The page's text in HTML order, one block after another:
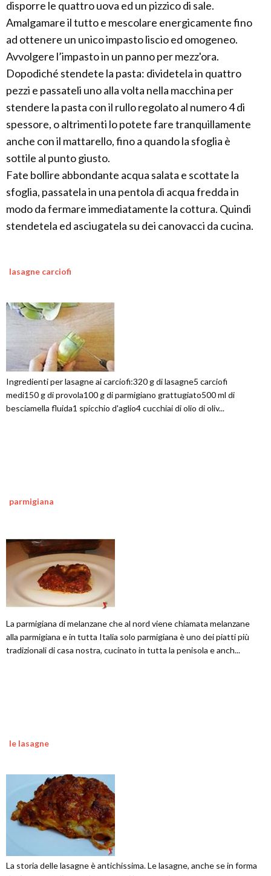
disporre le quattro uova ed un pizzico di sale.
Amalgamare il tutto e mescolare energicamente fino
ad ottenere un unico impasto liscio ed omogeneo.
Avvolgere l’impasto in un panno per mezz'ora.
Dopodiché stendete la pasta: dividetela in quattro
pezzi e passateli uno alla volta nella macchina per
stendere la pasta con il rullo regolato al numero 4 di
spessore, o altrimenti lo potete fare tranquillamente
anche con il mattarello, fino a quando la sfoglia è
sottile al punto giusto.
Fate bollire abbondante acqua salata e scottate la
sfoglia, passatela in una pentola di acqua fredda in
modo da fermare immediatamente la cottura. Quindi
stendetela ed asciugatela su dei canovacci da cucina.
lasagne carciofi
Ingredienti per lasagne ai carciofi:320 g di lasagne5 carciofi
medi150 g di provola100 g di parmigiano grattugiato500 ml di
besciamella fluida1 spicchio d'aglio4 cucchiai di olio di oliv...
parmigiana
La parmigiana di melanzane che al nord viene chiamata melanzane
alla parmigiana e in tutta Italia solo parmigiana è uno dei piatti più
tradizionali di casa nostra, cucinato in tutta la penisola e anch...
le lasagne
La storia delle lasagne è antichissima. Le lasagne, anche se in forma